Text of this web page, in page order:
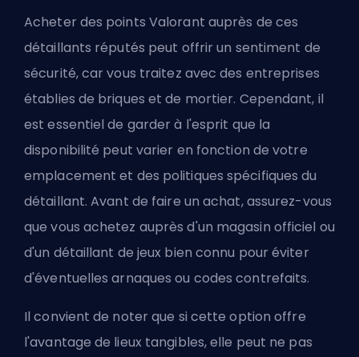
Acheter des points Valorant auprès de ces
détaillants réputés peut offrir un sentiment de
sécurité, car vous traitez avec des entreprises
établies de briques et de mortier. Cependant, il
est essentiel de garder à l'esprit que la
disponibilité peut varier en fonction de votre
emplacement et des politiques spécifiques du
détaillant. Avant de faire un achat, assurez-vous
que vous achetez auprès d'un magasin officiel ou
d'un détaillant de jeux bien connu pour éviter
d'éventuelles arnaques ou codes contrefaits.
Il convient de noter que si cette option offre
l'avantage de lieux tangibles, elle peut ne pas